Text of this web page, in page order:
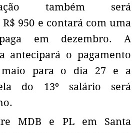
também será
950 e contará com uma
em dezembro. A
antecipará o pagamento
para o dia 27 e a
do 13º salário será
MDB e PL em Santa